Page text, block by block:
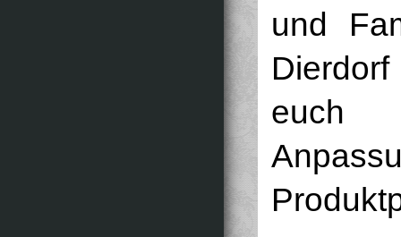
und